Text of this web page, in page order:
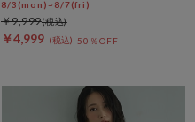
8/3(mon)~8/7(fri)
￥4,999 50％OFF
￥9,999